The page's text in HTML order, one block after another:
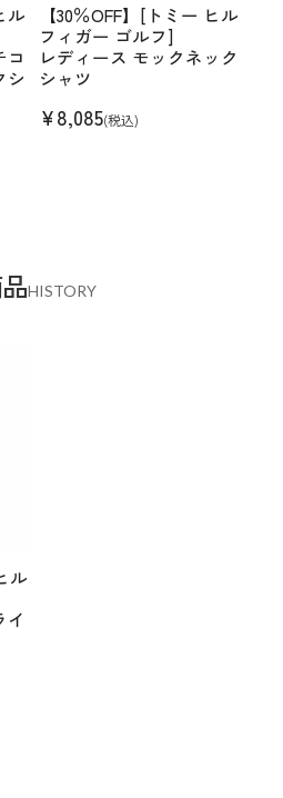
ル
コ
シ
【30％OFF】[トミー ヒル
フィガー ゴルフ]
レディース モックネック
シャツ
¥8,085(税込)
HISTORY
ル
イ